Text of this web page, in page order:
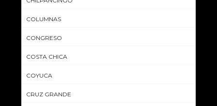
COLUMNAS
CONGRESO
COSTA CHICA
COYUCA
CRUZ GRANDE